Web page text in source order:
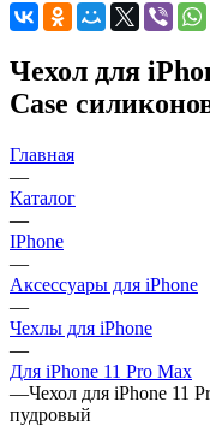
Чехол для
Case
Главная
—
Каталог
—
IPhone
—
Аксессуары для iPhone
—
Чехлы для iPhone
—
Для iPhone 11 Pro Max
—Чехол для iPhone 11
пудровый